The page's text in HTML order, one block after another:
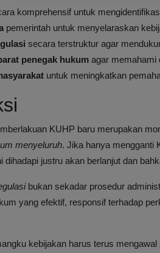
komprehensif untuk
pemerintah untuk menyelaraskan
secara terstruktur agar
penegak hukum agar memahami
untuk meningkatkan
KUHP baru merupakan
menyeluruh. Jika hanya mengganti
dihadapi justru akan berlanjut dan
bukan sekadar prosedur
yang efektif, responsif terhadap
kebijakan harus terus